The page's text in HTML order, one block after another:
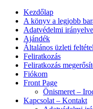
Kezdőlap
A könyv a legjobb
Adatvédelmi
Ajándék
Általános üzleti
Feliratkozás
Feliratkozás
Fiókom
Front Page
Önismeret –
Kapcsolat – Kontakt